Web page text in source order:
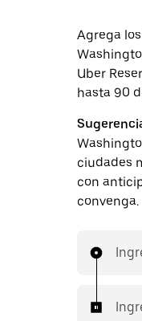
Agrega
Uber
hasta 90
ciudades
con
convenga.